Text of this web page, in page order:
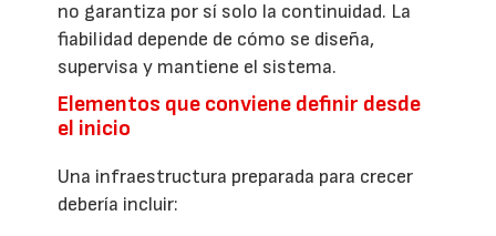
no garantiza por sí solo la continuidad. La
fiabilidad depende de cómo se diseña,
supervisa y mantiene el sistema.
Elementos que conviene definir desde
el inicio
Una infraestructura preparada para crecer
debería incluir: